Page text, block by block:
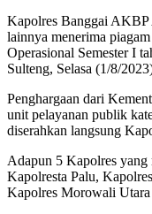
Kapolres Banggai AKBP
lainnya menerima
Operasional Semester I
Sulteng, Selasa (1/8/
Penghargaan dari
unit pelayanan publik
diserahkan langsung
Adapun 5 Kapolres yang
Kapolresta Palu,
Kapolres Morowali Utara